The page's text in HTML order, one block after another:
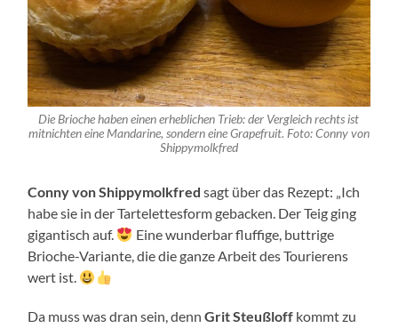
Die Brioche haben einen erheblichen Trieb: der Vergleich rechts ist
mitnichten eine Mandarine, sondern eine Grapefruit. Foto: Conny von
Shippymolkfred
Conny von Shippymolkfred sagt über das Rezept: „Ich
habe sie in der Tartelettesform gebacken. Der Teig ging
gigantisch auf.
Eine wunderbar fluffige, buttrige
Brioche-Variante, die die ganze Arbeit des Tourierens
wert ist.
Da muss was dran sein, dennGrit Steußloff kommt zu